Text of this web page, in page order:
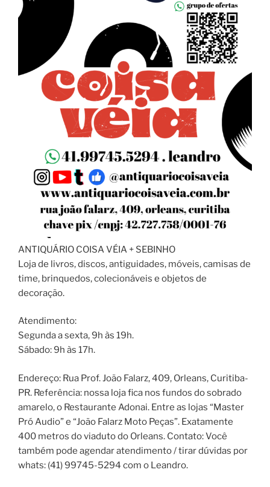
ANTIQUÁRIO COISA VÉIA + SEBINHO
Loja de livros, discos, antiguidades, móveis, camisas de
time, brinquedos, colecionáveis e objetos de
decoração.
Atendimento:
Segunda a sexta, 9h às 19h.
Sábado: 9h às 17h.
Endereço: Rua Prof. João Falarz, 409, Orleans, Curitiba-
PR. Referência: nossa loja fica nos fundos do sobrado
amarelo, o Restaurante Adonai. Entre as lojas “Master
Pró Audio” e “João Falarz Moto Peças”. Exatamente
400 metros do viaduto do Orleans. Contato: Você
também pode agendar atendimento / tirar dúvidas por
whats: (41) 99745-5294 com o Leandro.